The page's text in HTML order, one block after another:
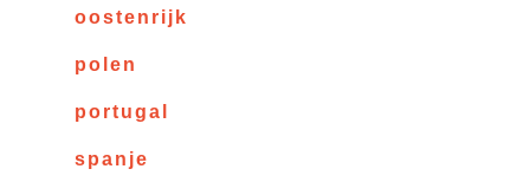
oostenrijk
polen
portugal
spanje